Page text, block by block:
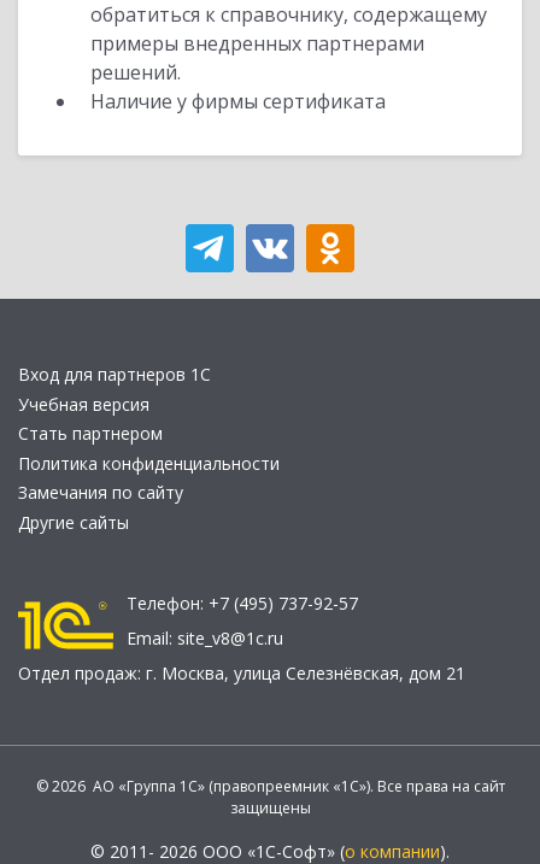
обратиться к справочнику, содержащему
примеры внедренных партнерами
решений.
Наличие у фирмы сертификата
Вход для партнеров 1С
Учебная версия
Стать партнером
Политика конфиденциальности
Замечания по сайту
Другие сайты
Телефон: +7 (495) 737-92-57
Email: site_v8@1c.ru
Отдел продаж: г. Москва, улица Селезнёвская, дом 21
© 2026 АО «Группа 1С» (правопреемник «1С»). Все права на сайт
защищены
© 2011- 2026 ООО «1С-Софт» (о компании).